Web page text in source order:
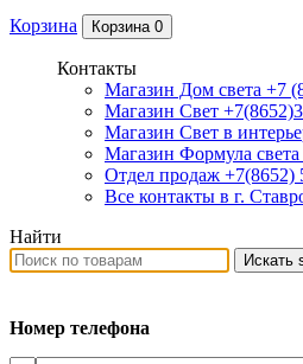
Корзина Корзина 0
Контакты
Магазин Дом света +7
Магазин Свет
Магазин Свет в
Магазин Формула
Отдел продаж +7(8652)
Все контакты в г.
Найти
Искать
Номер телефона